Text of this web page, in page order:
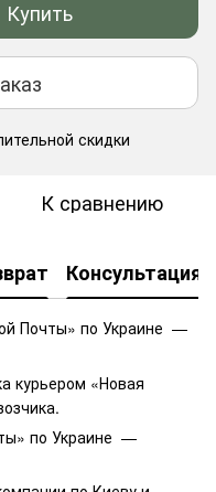
Купить
скидки
К сравнению
Консультация
Почты» по Украине —
курьером «Новая
по Украине —